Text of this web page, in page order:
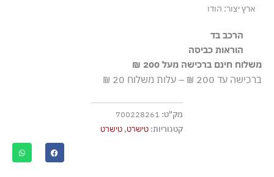
ארץ יצור: הודו
הרכב בד
100% כותנה
הוראות כביסה
שטיפה ידנית
ללא חומרי הלבנה, ללא השריה
גיהוץ בחום נמוך
אסור לנקות בניקוי יבש
משלוח חינם ברכישה מעל 200 ₪
ברכישה עד 200 ₪ – עלות משלוח 20 ₪
מק"ט: 700228261
קטגוריות: טישרט, טישרט